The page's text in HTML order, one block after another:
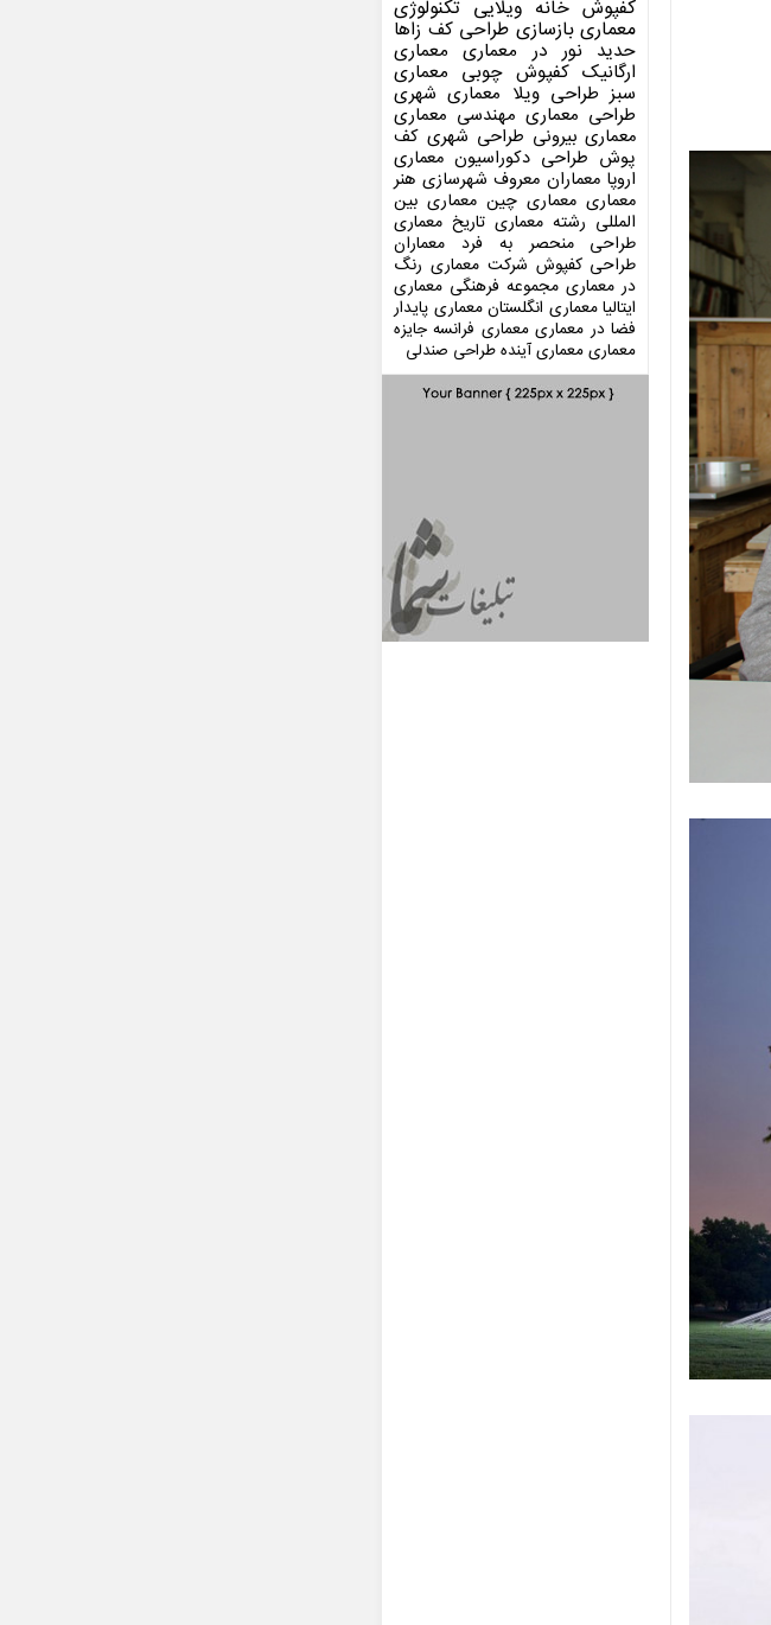
کفپوش خانه ویلایی تکنولوژی
معماری بازسازی طراحی کف زاها
حدید نور در معماری معماری
ارگانیک کفپوش چوبی معماری
سبز طراحی ویلا معماری شهری
طراحی معماری مهندسی معماری
معماری بیرونی طراحی شهری کف
پوش طراحی دکوراسیون معماری
اروپا معماران معروف شهرسازی هنر
معماری معماری چین معماری بین
المللی رشته معماری تاریخ معماری
طراحی منحصر به فرد معماران
طراحی کفپوش شرکت معماری رنگ
در معماری مجموعه فرهنگی معماری
ایتالیا معماری انگلستان معماری پایدار
فضا در معماری معماری فرانسه جایزه
معماریمعماری آیندهطراحی صندلی